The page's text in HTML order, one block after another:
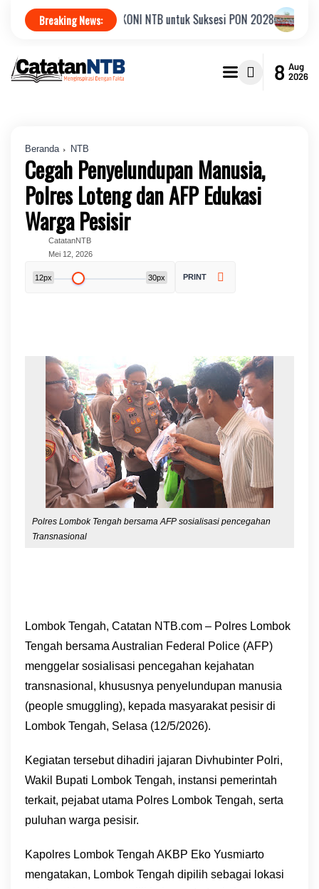
Breaking News:
Pimpin KONI NTB untuk Suksesi PON 2028 JNBA 2026,
8 Aug
2026
Beranda NTB
Cegah Penyelundupan Manusia,
Polres Loteng dan AFP Edukasi
Warga Pesisir
CatatanNTB
Mei 12, 2026
12px 30px PRINT
Polres Lombok Tengah bersama AFP sosialisasi pencegahan
Transnasional
Lombok Tengah, Catatan NTB.com – Polres Lombok
Tengah bersama Australian Federal Police (AFP)
menggelar sosialisasi pencegahan kejahatan
transnasional, khususnya penyelundupan manusia
(people smuggling), kepada masyarakat pesisir di
Lombok Tengah, Selasa (12/5/2026).
Kegiatan tersebut dihadiri jajaran Divhubinter Polri,
Wakil Bupati Lombok Tengah, instansi pemerintah
terkait, pejabat utama Polres Lombok Tengah, serta
puluhan warga pesisir.
Kapolres Lombok Tengah AKBP Eko Yusmiarto
mengatakan, Lombok Tengah dipilih sebagai lokasi